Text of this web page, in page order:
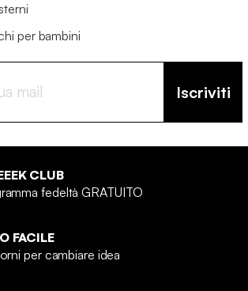
per bambini
Iscriviti
CLUB
fedeltà GRATUITO
FACILE
per cambiare idea